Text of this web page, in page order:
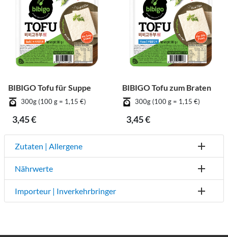
BIBIGO Tofu für Suppe
300g (100 g = 1,15 €)
3,45 €
BIBIGO Tofu zum Braten
300g (100 g = 1,15 €)
3,45 €
Zutaten | Allergene
Nährwerte
Importeur | Inverkehrbringer